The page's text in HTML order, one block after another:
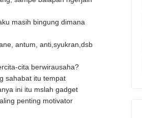
masih bingung dimana
antum, anti,syukran,dsb
cita berwirausaha?
sahabat itu tempat
ini itu mslah gadget
penting motivator